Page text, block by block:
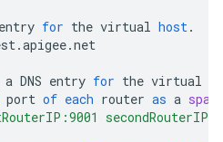
entry for the virtual host.
.apigee.net
a DNS entry for the virtual
port of each router as a